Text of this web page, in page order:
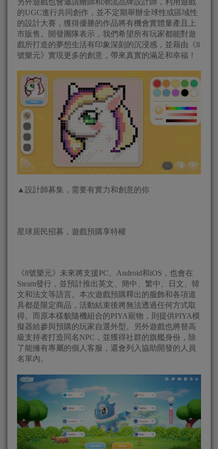
的UGC進行共同創作，並不定期舉辦全球性或區域性
的設計大賽，獲得優勝的作品將有機會實體量產且上
市販售。開發團隊表示，我們希望所有玩家都能對遊
戲所打造的夢想生活有印象深刻的沉浸感，並藉由《8
號樂元》實現更多的創意，帶來真實的滿足和幸福！
▲設計師募集，需要有實力和創意的你
星球居民招募，遊戲預購享特權
《8號樂元》未來將支援PC、Android和iOS，也會在
Steam發行，並預計推出英文、簡中、繁中、日文、韓
文和法文等語言。本次遊戲預購釋出的服飾和各項道
具都是限定商品，活動結束後將無法透過任何方式取
得。而原本樣貌隨機組合的PIYA寵物，則提供PIYA模
擬器給參與預購的玩家自選外型。另外遊戲也將替高
級支持者打造同名NPC，並獲得社群的旗艦身份，除
了能擁有專屬的個人客服，還會列入協助開發的人員
名單內。